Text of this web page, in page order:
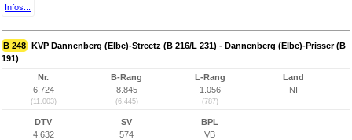
Infos...
B 248 KVP Dannenberg (Elbe)-Streetz (B 216/L 231) - Dannenberg (Elbe)-Prisser (B
191)
Nr.
6.724
(11.003)
B-Rang
8.845
(6.445)
L-Rang
1.056
(787)
Land
NI
DTV
4.632
SV
574
BPL
VB